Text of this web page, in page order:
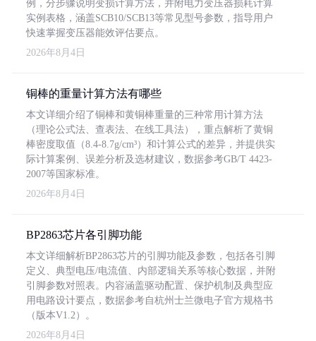
例，分步骤说明变损计算方法，并附电力变压器损耗计算
实例表格，涵盖SCB10/SCB13等常见型号参数，指导用户
快速掌握变压器能效评估要点。
2026年8月4日
铜棒的重量计算方法有哪些
本文详细介绍了铜棒和黄铜棒重量的三种常用计算方法
（理论公式法、查表法、在线工具法），重点解析了黄铜
棒密度取值（8.4-8.7g/cm³）和计算公式的差异，并提供实
际计算案例、误差分析及选材建议，数据参考GB/T 4423-
2007等国家标准。
2026年8月4日
BP2863芯片各引脚功能
本文详细解析BP2863芯片的引脚功能及参数，包括各引脚
定义、典型电压/电流值、内部逻辑关系等核心数据，并附
引脚参数对照表。内容涵盖驱动配置、保护机制及典型应
用电路设计要点，数据参考自杭州士兰微电子官方规格书
（版本V1.2）。
2026年8月4日